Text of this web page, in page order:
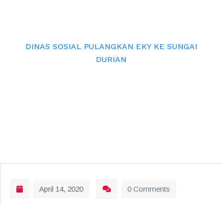
DINAS SOSIAL PULANGKAN EKY KE SUNGAI
DURIAN
April 14, 2020 0 Comments